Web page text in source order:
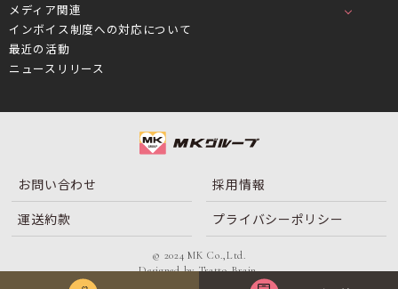
メディア関連
インボイス制度への対応について
最近の活動
ニュースリリース
お問い合わせ
採用情報
運送約款
プライバシーポリシー
© 2024 MK Co.,Ltd.
Designed byTratto Brain.